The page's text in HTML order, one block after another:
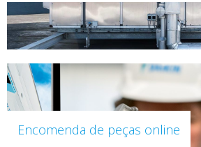
Encomenda de peças online